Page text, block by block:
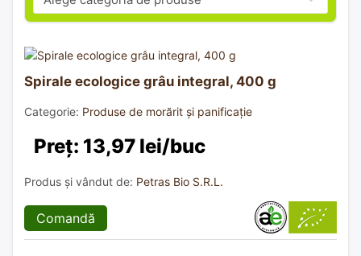
Spirale ecologice grâu integral, 400 g
Categorie: Produse de morărit și panificație
Preț: 13,97 lei/buc
Produs și vândut de: Petras Bio S.R.L.
Comandă